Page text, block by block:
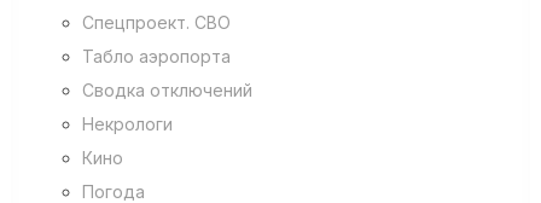
Спецпроект. СВО
Табло аэропорта
Сводка отключений
Некрологи
Кино
Погода